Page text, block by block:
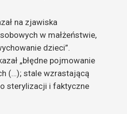
na zjawiska
w małżeństwie,
dzieci”.
„błędne pojmowanie
(…); stale wzrastającą
sterylizacji i faktyczne